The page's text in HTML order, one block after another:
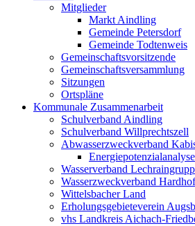
Mitglieder
Markt Aindling
Gemeinde Petersdorf
Gemeinde Todtenweis
Gemeinschaftsvorsitzende
Gemeinschaftsversammlung
Sitzungen
Ortspläne
Kommunale Zusammenarbeit
Schulverband Aindling
Schulverband Willprechtszell
Abwasserzweckverband
Energiepotenzialanalyse
Wasserverband
Wasserzweckverband
Wittelsbacher Land
Erholungsgebieteverein
vhs Landkreis Aichach-